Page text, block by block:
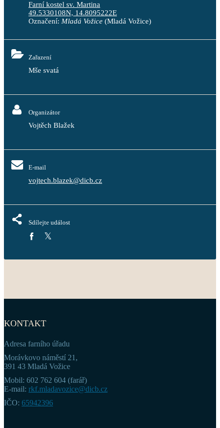
Farní kostel sv. Martina
49.5330108N, 14.8095222E
Označení: Mladá Vožice (Mladá Vožice)
Zařazení
Mše svatá
Organizátor
Vojtěch Blažek
E-mail
vojtech.blazek@dicb.cz
Sdílejte událost
KONTAKT
Adresa farního úřadu
Morávkovo náměstí 21,
391 43 Mladá Vožice
Mobil: 602 762 604 (farář)
E-mail: rkf.mladavozice@dicb.cz
IČO: 65942396